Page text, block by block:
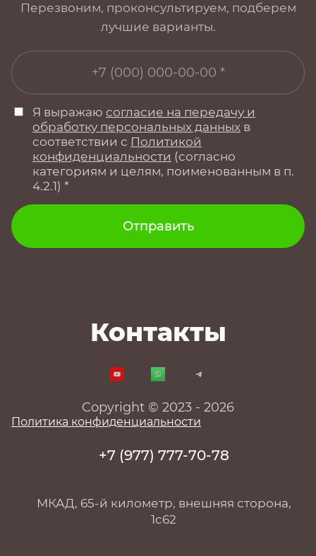
Перезвоним, проконсультируем, подберем
лучшие варианты.
Я выражаю согласие на передачу и
обработку персональных данных в
соответствии с Политикой
конфиденциальности (согласно
категориям и целям, поименованным в п.
4.2.1) *
Отправить
Контакты
Copyright © 2023 - 2026
Политика конфиденциальности
+7 (977) 777-70-78
МКАД, 65-й километр, внешняя сторона,
1с62